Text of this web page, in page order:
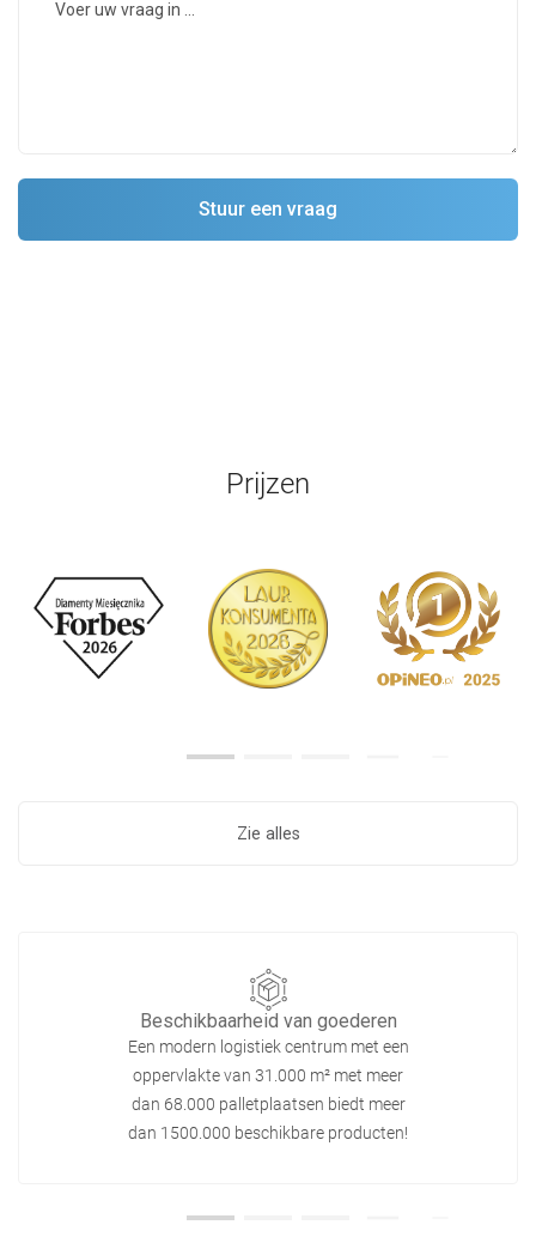
Prijzen
Zie alles
Beschikbaarheid van goederen
Een modern logistiek centrum met een
oppervlakte van 31.000 m² met meer
dan 68.000 palletplaatsen biedt meer
dan 1500.000 beschikbare producten!